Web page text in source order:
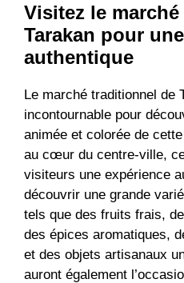
Visitez le
Tarakan pour
authentique
Le marché traditionnel de
incontournable pour
animée et colorée de
au cœur du centre-ville,
visiteurs une expérience
découvrir une grande
tels que des fruits frais,
des épices aromatiques,
et des objets artisanaux
auront également